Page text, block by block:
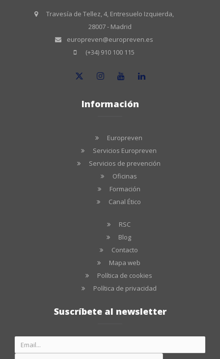
Travesía de Tellez, 4, Entresuelo Izquierda,
28007 - Madrid
europreven@europreven.es
(+34) 910 100 115
Información
Europreven
Servicios Europreven
Servicios de prevención
Oficinas
Formación
Canal Ético
RSC
Blog
Contacto
Mapa web
Política de cookies
Política de privacidad
Suscríbete al newsletter